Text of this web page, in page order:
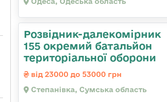
Розвідник-далекомірник
155 окремий батальйон
територіальної оборони
від 23000 до 53000 грн
Степанівка, Сумська область